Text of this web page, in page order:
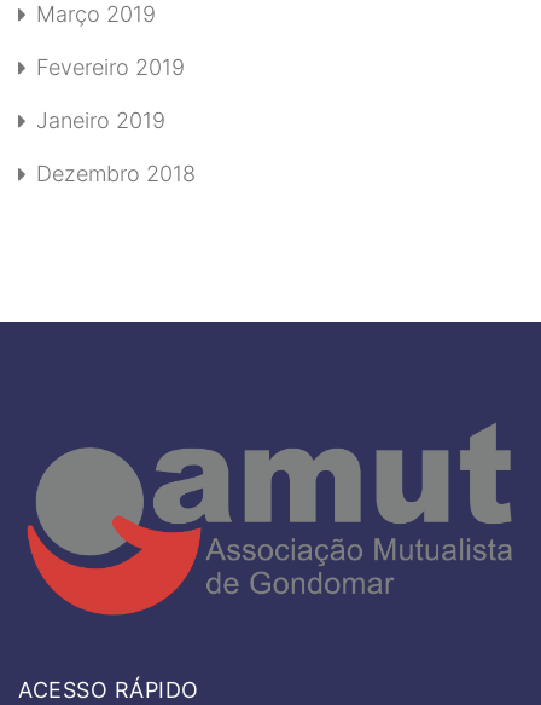
Março 2019
Fevereiro 2019
Janeiro 2019
Dezembro 2018
ACESSO RÁPIDO